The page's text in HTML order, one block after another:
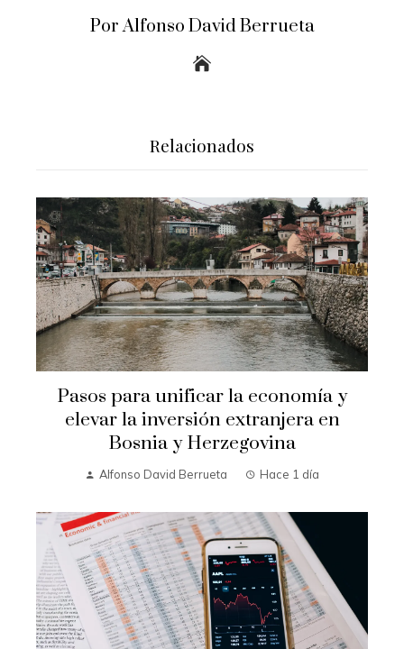
Por Alfonso David Berrueta
Relacionados
Pasos para unificar la economía y
elevar la inversión extranjera en
Bosnia y Herzegovina
Alfonso David Berrueta Hace 1 día